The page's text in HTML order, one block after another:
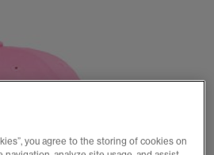
you agree to the storing of cookies on